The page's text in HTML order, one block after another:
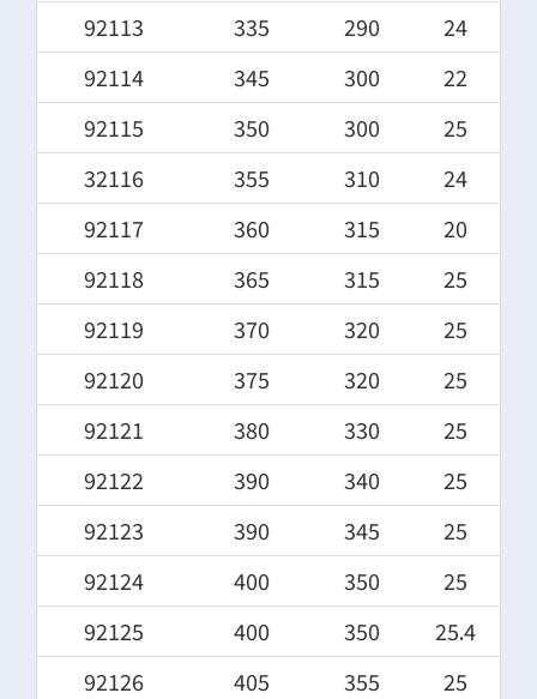
92113 335 290
24
92114
345 300
22
92115
350 300
25
32116
355 310
24
92117
360 315
20
92118
365 315
25
92119
370 320
25
92120
375 320
25
92121
380 330
25
92122
390 340
25
92123
390 345
25
92124
400 350
25
92125
400 350
25.4
92126
405 355
25